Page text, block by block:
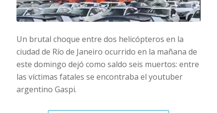
Un brutal choque entre dos helicópteros en la
ciudad de Río de Janeiro ocurrido en la mañana de
este domingo dejó como saldo seis muertos: entre
las víctimas fatales se encontraba el youtuber
argentino Gaspi.